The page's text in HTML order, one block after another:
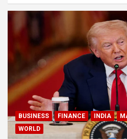
BUSINESS FINANCE INDIA
WORLD